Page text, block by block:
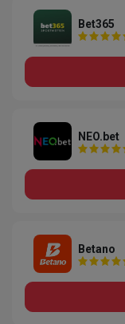
Bet365
NEO.bet
Betano